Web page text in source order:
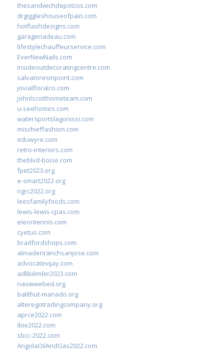
thesandwichdepotcos.com
drgiggleshouseofpain.com
hotflashdesigns.com
garagenadeau.com
lifestylechauffeurservice.com
EverNewNails.com
insideoutdecoratingcentre.com
salvatoresinpoint.com
jovialfloralco.com
johnlscotthometeam.com
u-seehomes.com
watersportslagonissi.com
mischieffashion.com
eduwyre.com
retro-interiors.com
theblvd-boise.com
fpet2023.org
e-smart2022.org
ngrc2022.org
leesfamilyfoods.com
lewis-lewis-cpas.com
eleontennis.com
cyetus.com
bradfordshops.com
almadenranchsanjose.com
advocatevijay.com
adlibilimler2023.com
naswwebed.org
balithut-manado.org
alteregotradingcompany.org
aprce2022.com
ibie2022.com
sbcc-2022.com
AngolaOilAndGas2022.com